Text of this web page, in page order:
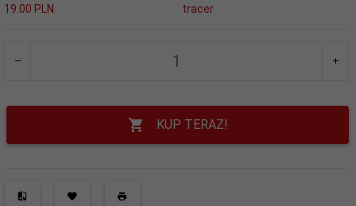
19.00 PLN
tracer
KUP TERAZ!